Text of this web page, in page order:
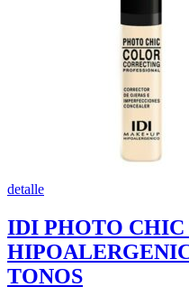
detalle
IDI PHOTO CHIC
TONOS